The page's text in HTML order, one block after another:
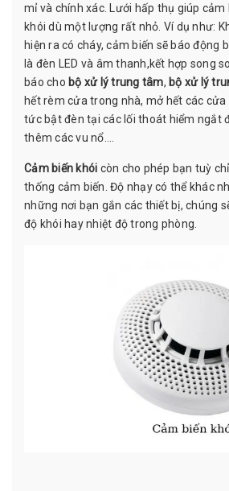
mỉ và chính xác. Lưới hấp thụ giúp cảm
khói dù một lượng rất nhỏ. Ví dụ như:
hiện ra có cháy, cảm biến sẽ báo động
là đèn LED và âm thanh,kết hợp song
báo cho bộ xử lý trung tâm, bộ xử lý
hết rèm cửa trong nhà, mở hết các cửa
tức bật đèn tại các lối thoát hiểm ngắt
thêm các vu nổ….
Cảm biến khói còn cho phép bạn tuỳ
thống cảm biến. Độ nhạy có thể khác
những nơi bạn gắn các thiết bị, chúng
độ khói hay nhiệt độ trong phòng.